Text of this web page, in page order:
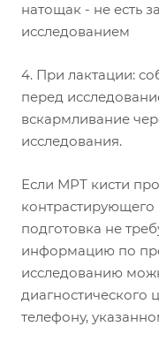
натощак - не есть
исследованием
4. При лактации:
перед
вскармливание
исследования.
Если МРТ кисти
контрастирующего
подготовка не
информацию по
исследованию
телефону,